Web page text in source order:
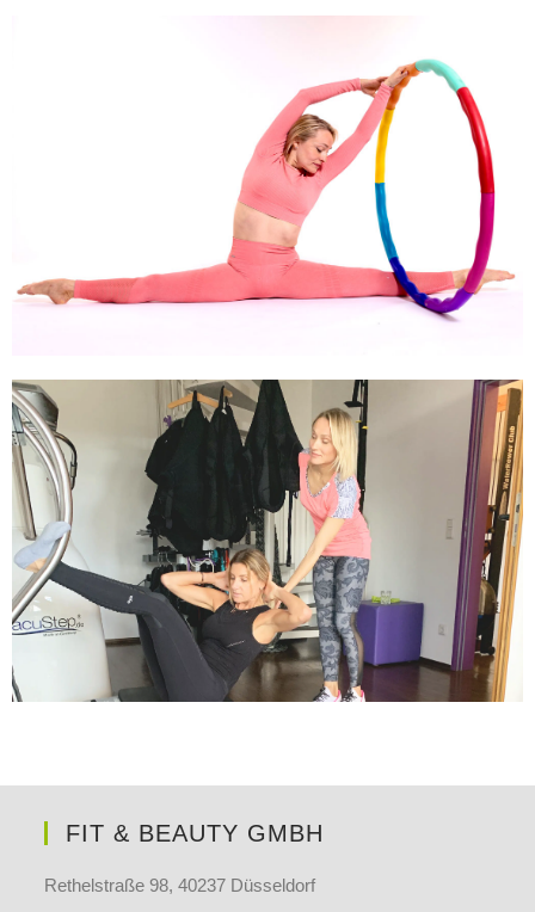
FIT & BEAUTY GMBH
Rethelstraße 98, 40237 Düsseldorf